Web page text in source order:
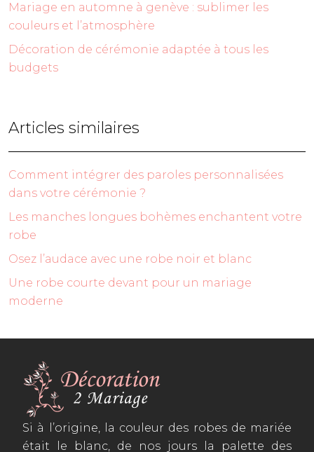
Mariage en automne à genève : sublimer les
couleurs et l’atmosphère
Décoration de cérémonie adaptée à tous les
budgets
Articles similaires
Comment intégrer des paroles personnalisées
dans votre cérémonie ?
Les manches longues bohèmes enchantent votre
robe
Osez l’audace avec une robe noir et blanc
Une robe courte devant pour un mariage
moderne
Si à l’origine, la couleur des robes de mariée
était le blanc, de nos jours la palette des